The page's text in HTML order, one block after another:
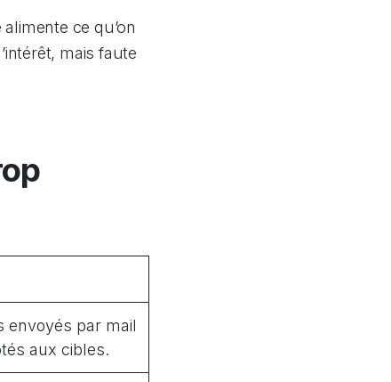
ce qu’on
mais faute
envoyés par mail
aux cibles.